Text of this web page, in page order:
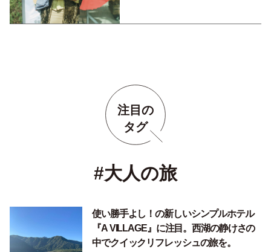
注目の
タグ
#大人の旅
使い勝手よし！の新しいシンプルホテル
『A VILLAGE』に注目。西湖の静けさの
中でクイックリフレッシュの旅を。